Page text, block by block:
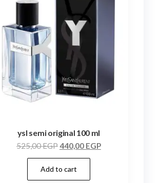
ysl semi original 100 ml
525,00EGP440,00 EGP
Add to cart